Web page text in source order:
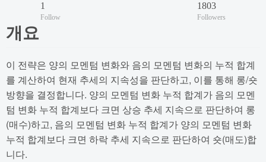
1
Follow
1803
Followers
개요
이 전략은 양의 모멘텀 변화와 음의 모멘텀 변화의 누적 합계
를 계산하여 현재 추세의 지속성을 판단하고, 이를 통해 롱/숏
방향을 결정합니다. 양의 모멘텀 변화 누적 합계가 음의 모멘
텀 변화 누적 합계보다 크면 상승 추세 지속으로 판단하여 롱
(매수)하고, 음의 모멘텀 변화 누적 합계가 양의 모멘텀 변화
누적 합계보다 크면 하락 추세 지속으로 판단하여 숏(매도)합
니다.